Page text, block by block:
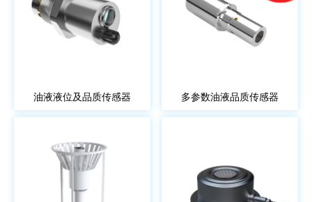
油液液位及品质传感器 多参数油液品质传感器